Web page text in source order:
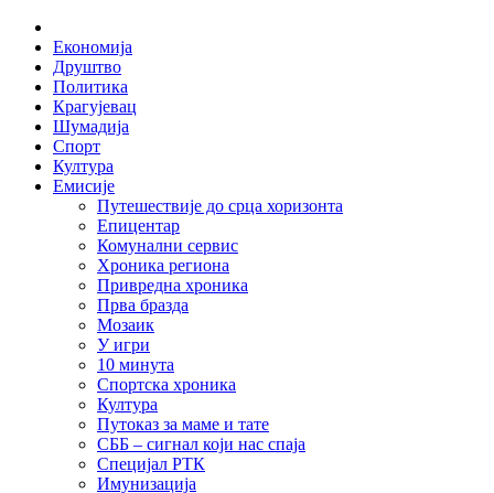
Skip
content
Економија
Друштво
Политика
Крагујевац
Шумадија
Спорт
Култура
Емисије
Путешествије до срца хоризонта
Епицентар
Комунални сервис
Хроника региона
Привредна хроника
Прва бразда
Мозаик
У игри
10 минута
Спортска хроника
Култура
Путоказ за маме и тате
СББ – сигнал који нас спаја
Специјал РТК
Имунизација